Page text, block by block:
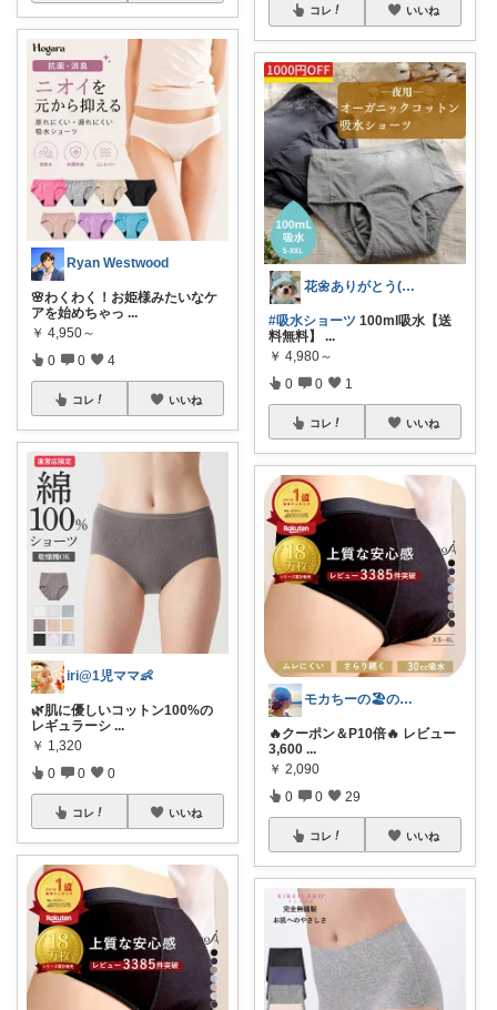
Ryan Westwood
🌸わくわく！お姫様みたいなケ
アを始めちゃっ ...
￥ 4,950～
0 0 4
コレ いいね
iri@1児ママ👶
🌿肌に優しいコットン100%の
レギュラーシ ...
￥ 1,320
0 0 0
コレ いいね
コレ いいね
花🌼ありがとう(*･ω･)*_ _)ﾍ
#吸水ショーツ 100ml吸水【送
料無料】
...
￥ 4,980～
0 0 1
コレ いいね
モカちーの🏖️のんびりライフ🐈✨
🔥クーポン＆P10倍🔥 レビュー
3,600 ...
￥ 2,090
0 0 29
コレ いいね